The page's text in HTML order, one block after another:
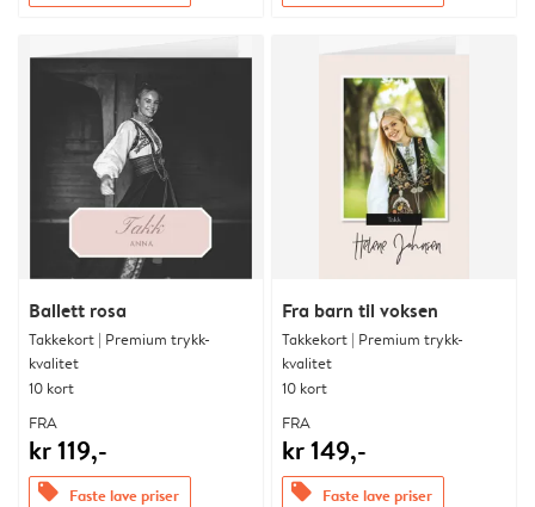
Ballett rosa
Takkekort | Premium trykk-
kvalitet
10 kort
FRA
kr 119,-
offers Faste lave priser
Fra barn til voksen
Takkekort | Premium trykk-
kvalitet
10 kort
FRA
kr 149,-
offers Faste lave priser